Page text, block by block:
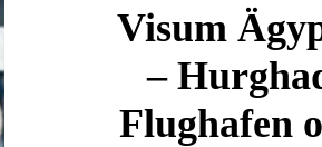
Visum
–
Flughafen